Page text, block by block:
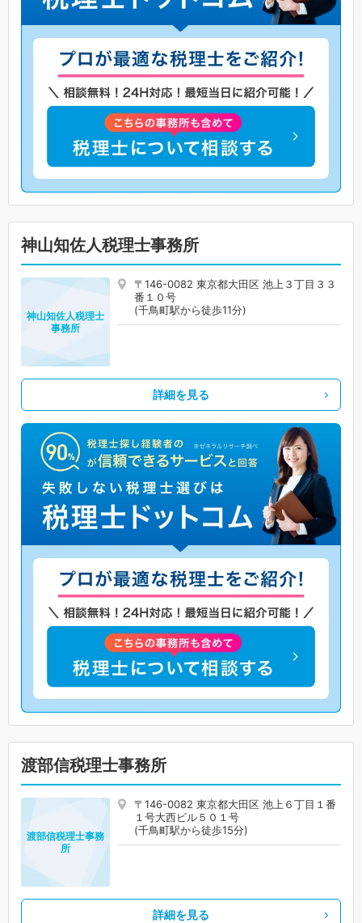
神山知佐人税理士事務所
〒146-0082 東京都大田区 池上３丁目３３
番１０号
(千鳥町駅から徒歩11分)
神山知佐人税理士
事務所
詳細を見る
渡部信税理士事務所
〒146-0082 東京都大田区 池上６丁目１番
１号大西ビル５０１号
(千鳥町駅から徒歩15分)
渡部信税理士事務
所
詳細を見る